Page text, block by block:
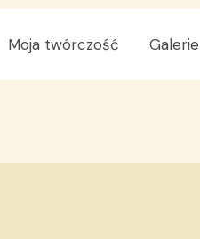
Moja twórczość Galerie